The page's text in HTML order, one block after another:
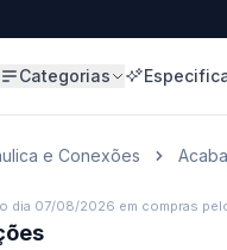
Categorias
e Conexões
dia 07/08/2026 em compras